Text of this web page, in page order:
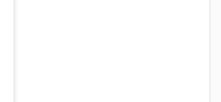
た査定額がございました
その価格が適切かお返事申